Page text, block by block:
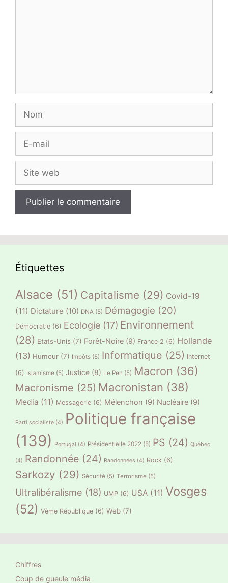
mail
web
Étiquettes
Alsace (51) Capitalisme (29) Covid-19
(11) Dictature (10) DNA (5) Démagogie (20)
Démocratie (6) Ecologie (17) Environnement
(28) Etats-Unis (7) Forêt-Noire (9) France 2 (6) Hollande
(13) Humour (7) Impôts (5) Informatique (25) Internet
(6) Islamisme (5) Justice (8) Le Pen (5) Macron (36)
Macronisme (25) Macronistan (38)
Media (11) Messagerie (6) Mélenchon (9) Nucléaire (9)
Parti socialiste (4) Politique française
(139)
Portugal (4) Présidentlelle 2022 (5) PS (24) Québec
(4) Randonnée (24) Randonnées (4) Rock (6)
Sarkozy (29) Sécurité (5) Terrorisme (5)
Ultralibéralisme (18) UMP (6) USA (11) Vosges
(52) Vème République (6) Web (7)
Chiffres
Coup de gueule média